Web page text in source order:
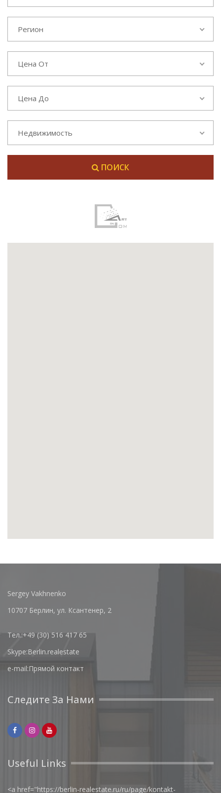
Регион
Цена От
Цена До
Недвижимость
ПОИСК
Sergey Vakhnenko
10707 Берлин, ул. Ксантенер, 2
Тел.:+49 (30) 516 417 65
Skype:Berlin.realestate
e-mail:Прямой контакт
Следите За Нами
Useful Links
<a href="https://berlin-realestate.ru/ru/page/kontakt-